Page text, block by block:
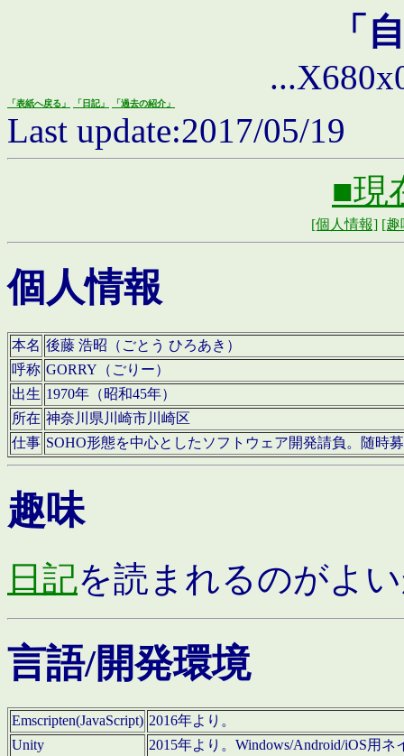
「
「表紙へ戻る」 「日記」 「過去の紹介」
Last update:2017/05/19
■現
[個人情報] [趣
個人情報
本名 後藤 浩昭（ごとう ひろあき）
呼称 GORRY（ごりー）
出生 1970年（昭和45年）
所在 神奈川県川崎市川崎区
仕事 SOHO形態を中心としたソフトウェア開発請負。随時
趣味
日記を読まれるのがよ
言語/開発環境
Emscripten(JavaScript) 2016年より。
Unity
2015年より。Windows/Android/iOS用